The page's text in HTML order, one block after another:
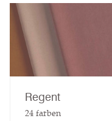
Regent
24farben